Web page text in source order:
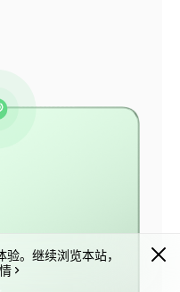
。继续浏览本站，